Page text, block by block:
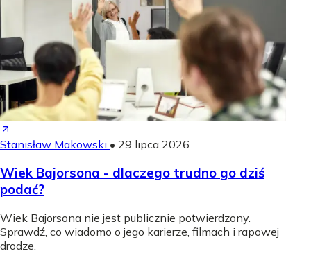
Stanisław Makowski • 29 lipca 2026
Wiek Bajorsona - dlaczego trudno go dziś
podać?
Wiek Bajorsona nie jest publicznie potwierdzony.
Sprawdź, co wiadomo o jego karierze, filmach i rapowej
drodze.